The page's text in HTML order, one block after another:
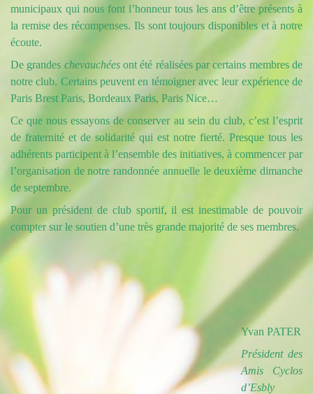
municipaux qui nous font l’honneur tous les ans d’être présents à
la remise des récompenses. Ils sont toujours disponibles et à notre
écoute.
De grandes chevauchéesont été réalisées par certains membres de
notre club. Certains peuvent en témoigner avec leur expérience de
Paris Brest Paris, Bordeaux Paris, Paris Nice…
Ce que nous essayons de conserver au sein du club, c’est l’esprit
de fraternité et de solidarité qui est notre fierté. Presque tous les
adhérents participent à l’ensemble des initiatives, à commencer par
l’organisation de notre randonnée annuelle le deuxième dimanche
de septembre.
Pour un président de club sportif, il est inestimable de pouvoir
compter sur le soutien d’une très grande majorité de ses membres.
Yvan PATER
Président des
Amis Cyclos
d’Esbly